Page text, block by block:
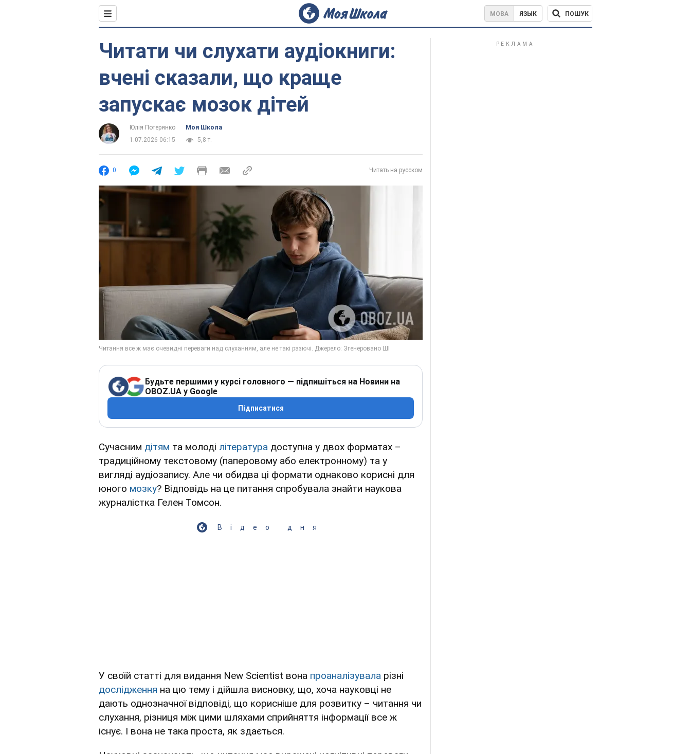
МОВА ЯЗЫК ПОШУК
Читати чи слухати аудіокниги:
вчені сказали, що краще
запускає мозок дітей
Юлія Потерянко
Моя Школа
1.07.2026 06:15
5,8 т.
0 Читать на русском
Будьте першими у курсі головного — підпишіться на Новини на
OBOZ.UA у Google
Підписатися
Сучасним дітям та молоді література доступна у двох форматах –
традиційному текстовому (паперовому або електронному) та у
вигляді аудіозапису. Але чи обидва ці формати однаково корисні для
юного мозку? Відповідь на це питання спробувала знайти наукова
журналістка Гелен Томсон.
Відео дня
У своїй статті для видання New Scientist вона проаналізувала різні
дослідження на цю тему і дійшла висновку, що, хоча науковці не
дають однозначної відповіді, що корисніше для розвитку – читання чи
слухання, різниця між цими шляхами сприйняття інформації все ж
існує. І вона не така проста, як здається.